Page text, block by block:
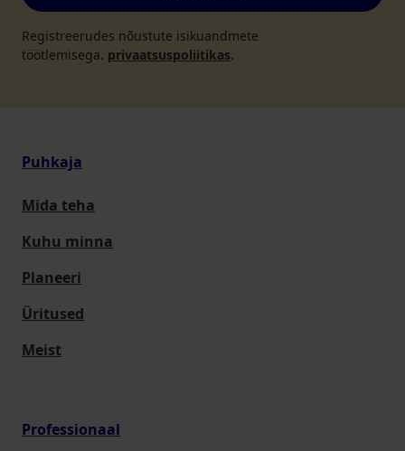
Registreerudes nõustute isikuandmete
töötlemisega. privaatsuspoliitikas.
Puhkaja
Mida teha
Kuhu minna
Planeeri
Üritused
Meist
Professionaal